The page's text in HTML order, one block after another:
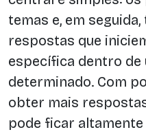
temas e, em
respostas que
específica dentro
determinado. Com
obter mais
pode ficar